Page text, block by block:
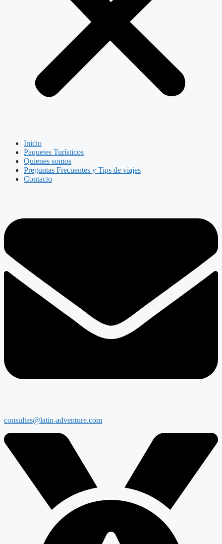
Inicio
Paquetes Turísticos
Quienes somos
Preguntas Frecuentes y Tips de viajes
Contacto
consultas@latin-adventure.com